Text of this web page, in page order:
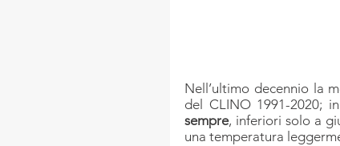
Nell’ultimo decennio la
del CLINO 1991-2020;
sempre, inferiori solo a
una temperatura